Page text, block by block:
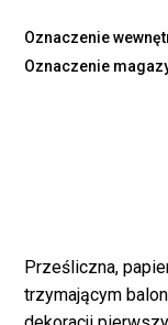
Oznaczenie
Oznaczenie
Prześliczna,
trzymającym